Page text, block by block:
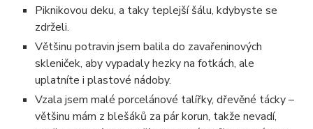
Piknikovou deku, a taky teplejší šálu, kdybyste se
zdrželi.
Většinu potravin jsem balila do zavařeninových
skleniček, aby vypadaly hezky na fotkách, ale
uplatníte i plastové nádoby.
Vzala jsem malé porcelánové talířky, dřevěné tácky –
většinu mám z blešáků za pár korun, takže nevadí,